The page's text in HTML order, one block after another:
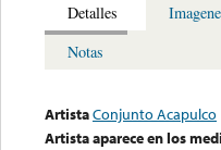
Detalles
Notas
ArtistaConjunto Acapulco
Artista aparece en los